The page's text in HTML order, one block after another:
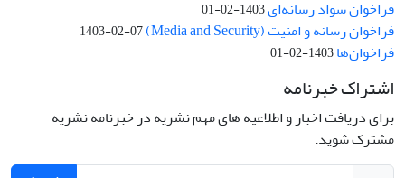
فراخوان سواد رسانه‌ای1403-02-01
فراخوان رسانه و امنیت (Media and Security) 1403-02-07
فراخوان‌ها1403-02-01
اشتراک خبرنامه
برای دریافت اخبار و اطلاعیه های مهم نشریه در خبرنامه نشریه
مشترک شوید.